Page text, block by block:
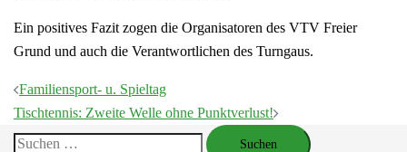
Ein positives Fazit zogen die Organisatoren des VTV Freier
Grund und auch die Verantwortlichen des Turngaus.
Beitragsnavigation
Familiensport- u. Spieltag
Tischtennis: Zweite Welle ohne Punktverlust!
Suchen